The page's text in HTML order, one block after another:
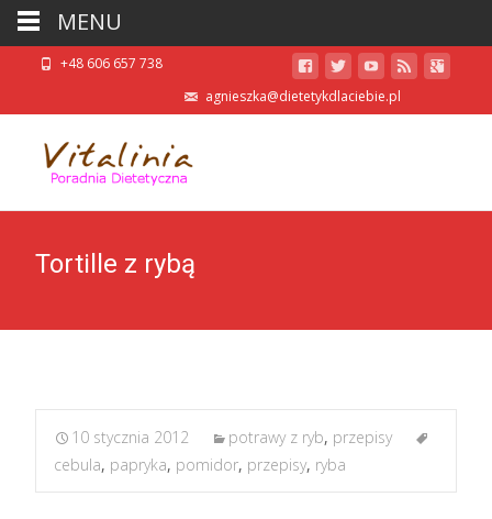
+48 606 657 738
agnieszka@dietetykdlaciebie.pl
Tortille z rybą
10 stycznia 2012 potrawy z ryb, przepisy
cebula, papryka, pomidor, przepisy, ryba
MENU